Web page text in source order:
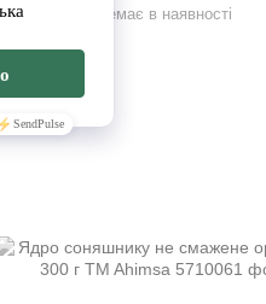
Немає в наявності